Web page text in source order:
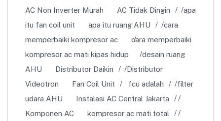
AC Non Inverter Murah
AC Tidak Dingin
apa
itu fan coil unit
apa itu ruang AHU
cara
memperbaiki kompresor ac
cara memperbaiki
kompresor ac mati kipas hidup
desain ruang
AHU
Distributor Daikin
Distributor
Videotron
Fan Coil Unit fcu adalah
filter
udara AHU
Instalasi AC Central Jakarta
Komponen AC
kompresor ac mati total